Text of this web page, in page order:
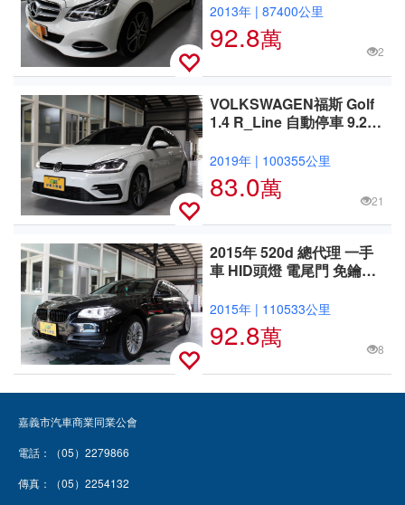
2013年 |87400公里
92.8萬 2
VOLKSWAGEN福斯 Golf
1.4 R_Line 自動停車 9.2吋
2019年 | 100355公里
83.0萬 21
2015年 520d 總代理 一手
車 HID頭燈 電尾門 免鑰匙
2015年 | 110533公里
92.8萬 8
嘉義市汽車商業同業公會
電話：（05）2279866
傳真：（05）2254132